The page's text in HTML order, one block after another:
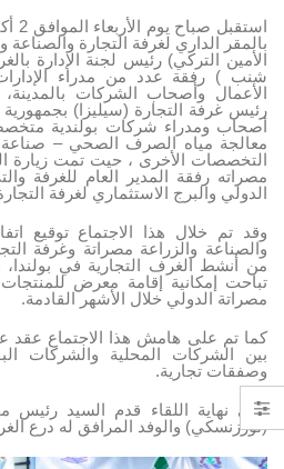
بالمقر الداري لغرفة التجارة
الأمين التركي) رئيس لجنة الإدارة
شنب ) رفقة عدد من مدراء
الأعمال وأصحاب الشركات
رئيس غرفة التجارة (سيليزا) بجمهورية
أصحاب ومدراء شركات بولندية
معالجة مياه الصرف الصحي – صناعة
التخصصات الأخرى ، حيت تمت زيارة
مصراته رفقة المدير العام للغرفة
الدولي والبرج الاستثماري لغرفة
وقد تم خلال هذا الاجتماع توقيع
والصناعة والزراعة مصراتة وغرفة
من أنشط الغرف التجارية في بولندا،
تباحت إمكانية إقامة معرض
مصراتة الدولي خلال الأشهر القادمة.
بين الشركات المحلية والشركات
وصفقات تجارية.
وفي نهاية اللقاء قدم السيد رئيس
(تورزنسكي) والوفد المرافق له درع